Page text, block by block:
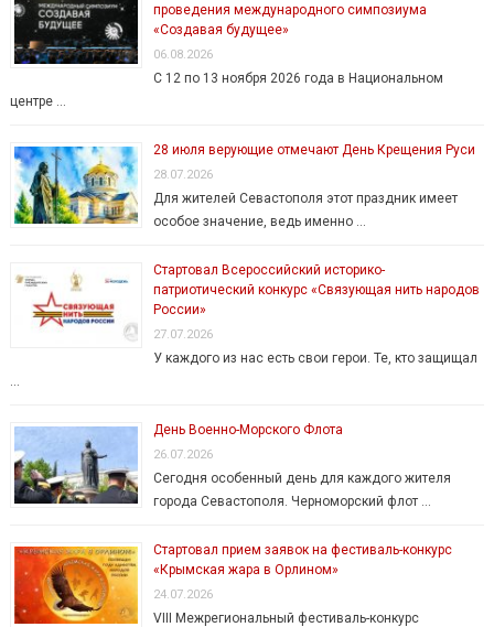
проведения международного симпозиума
«Создавая будущее»
06.08.2026
С 12 по 13 ноября 2026 года в Национальном
центре …
28 июля верующие отмечают День Крещения Руси
28.07.2026
Для жителей Севастополя этот праздник имеет
особое значение, ведь именно …
Стартовал Всероссийский историко-
патриотический конкурс «Связующая нить народов
России»
27.07.2026
У каждого из нас есть свои герои. Те, кто защищал
День Военно-Морского Флота
26.07.2026
Сегодня особенный день для каждого жителя
города Севастополя. Черноморский флот …
Стартовал прием заявок на фестиваль-конкурс
«Крымская жара в Орлином»
24.07.2026
VIII Межрегиональный фестиваль-конкурс